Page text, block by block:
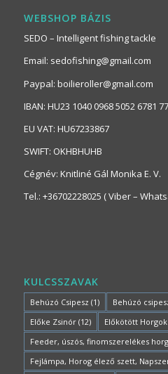
WEBSHOP BÁZIS
SEDO – Intelligent fishing tackle
Email: sedofishing@gmail.com
Paypal: boilieroller@gmail.com
IBAN: HU23 1040 0968 5052 6781
EU VAT: HU67233867
SWIFT: OKHBHUHB
Cégnév: Knitliné Gál Monika E. V.
Tel.: +36702228025 ( Viber –
KULCSSZAVAK
Behúzó Csipesz (1) Behúzó
Előke Zsinór(12) Előkötött Horgok
Feeder, úszós, finomszerelékes
Fejlámpa, Horog élező szett,